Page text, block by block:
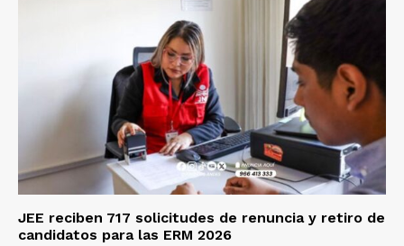
JEE reciben 717 solicitudes de renuncia y retiro de
candidatos para las ERM 2026